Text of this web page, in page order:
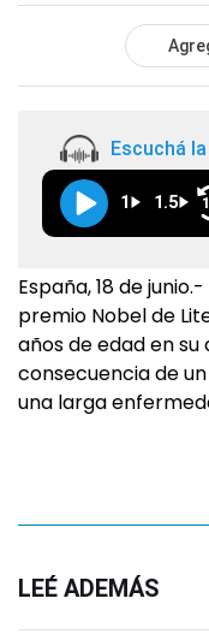
Escuchá
1 1.5
España, 18 de
premio Nobel de
años de edad en su
consecuencia de
una larga
LEÉ ADEMÁS